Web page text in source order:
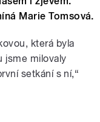
Marie Tomsová.
která byla
jsme milovaly
setkání s ní,“